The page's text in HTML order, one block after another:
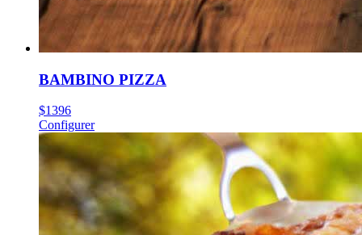
BAMBINO PIZZA
$1396
Configurer